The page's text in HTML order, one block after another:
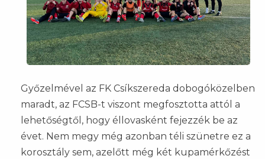
Győzelmével az FK Csíkszereda dobogóközelben
maradt, az FCSB-t viszont megfosztotta attól a
lehetőségtől, hogy éllovasként fejezzék be az
évet. Nem megy még azonban téli szünetre ez a
korosztály sem, azelőtt még két kupamérkőzést